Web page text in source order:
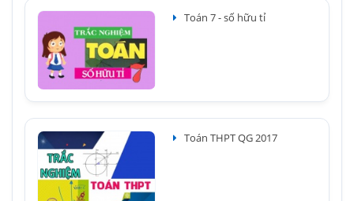
Toán 7 - số hữu tỉ
Toán THPT QG 2017